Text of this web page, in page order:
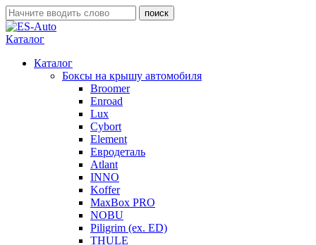
Каталог
Каталог
Боксы на крышу автомобиля
Broomer
Enroad
Lux
Cybort
Element
Евродеталь
Atlant
INNO
Koffer
MaxBox PRO
NOBU
Piligrim (ex. ED)
THULE